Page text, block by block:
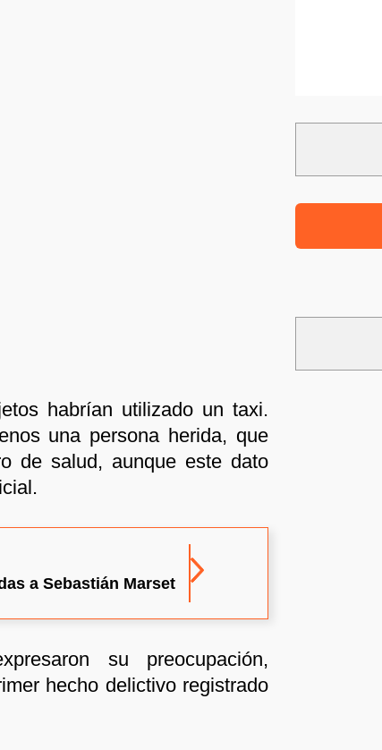
habrían utilizado un taxi.
una persona herida, que
de salud, aunque este dato
a Sebastián Marset
su preocupación,
hecho delictivo registrado